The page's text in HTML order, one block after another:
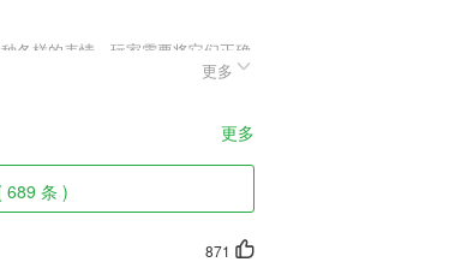
各样的表情，玩家需要将它们正确
家任务完成的越好，获得的奖励就
及对领导的分析、决策提供科学的
更多
更多
689 条 )
871